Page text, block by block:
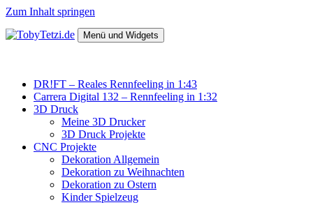
Zum Inhalt springen
Menü und Widgets
DR!FT – Reales Rennfeeling in 1:43
Carrera Digital 132 – Rennfeeling in 1:32
3D Druck
Meine 3D Drucker
3D Druck Projekte
CNC Projekte
Dekoration Allgemein
Dekoration zu Weihnachten
Dekoration zu Ostern
Kinder Spielzeug